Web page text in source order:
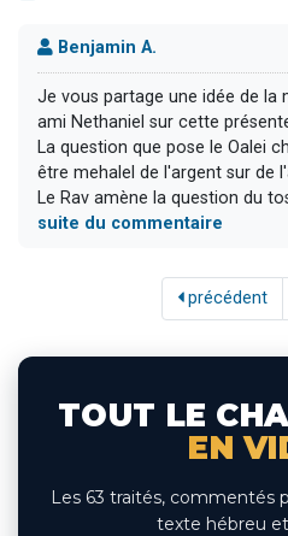
Benjamin A.
Je vous partage une idée de la
ami Nethaniel sur cette
La question que pose le Oalei
être mehalel de l'argent sur de
Le Rav amène la question du
suite du commentaire
précédent
TOUT LE
EN
Les 63 traités, commentés
texte hébreu